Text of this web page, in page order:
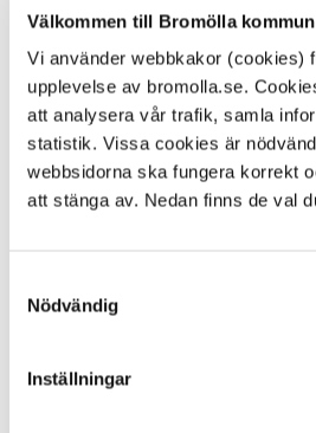
Välkommen till Bromölla
Vi använder webbkakor (cookies)
upplevelse av bromolla.se.
att analysera vår trafik, samla
statistik. Vissa cookies är
webbsidorna ska fungera korrekt
att stänga av. Nedan finns de val
Nödvändig
Inställningar
Alla platser
KONTAKT